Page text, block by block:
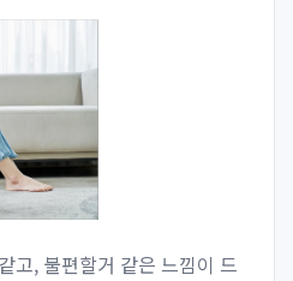
고, 불편할거 같은 느낌이 드